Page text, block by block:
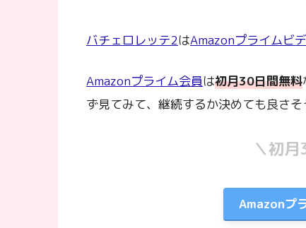
バチェロレッテ2はAmazonプライムビ
Amazonプライム会員は初月30日間無料
ず見てみて、継続するか決めても良さそ
＼初
Amazonプ